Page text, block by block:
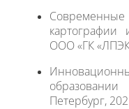
картографии
ООО «ГК
Петербург,